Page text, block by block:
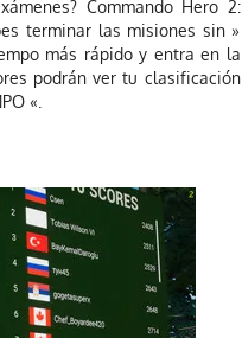
Commando Hero 2:
terminar las misiones sin »
más rápido y entra en la
podrán ver tu clasificación
«.